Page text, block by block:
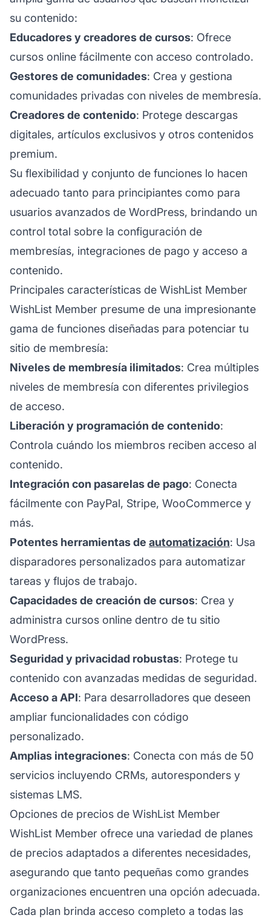
su contenido:
Educadores y creadores de cursos: Ofrece
cursos online fácilmente con acceso controlado.
Gestores de comunidades: Crea y gestiona
comunidades privadas con niveles de membresía.
Creadores de contenido: Protege descargas
digitales, artículos exclusivos y otros contenidos
premium.
Su flexibilidad y conjunto de funciones lo hacen
adecuado tanto para principiantes como para
usuarios avanzados de WordPress, brindando un
control total sobre la configuración de
membresías, integraciones de pago y acceso a
contenido.
Principales características de WishList Member
WishList Member presume de una impresionante
gama de funciones diseñadas para potenciar tu
sitio de membresía:
Niveles de membresía ilimitados: Crea múltiples
niveles de membresía con diferentes privilegios
de acceso.
Liberación y programación de contenido:
Controla cuándo los miembros reciben acceso al
contenido.
Integración con pasarelas de pago: Conecta
fácilmente con PayPal, Stripe, WooCommerce y
más.
Potentes herramientas de automatización: Usa
disparadores personalizados para automatizar
tareas y flujos de trabajo.
Capacidades de creación de cursos: Crea y
administra cursos online dentro de tu sitio
WordPress.
Seguridad y privacidad robustas: Protege tu
contenido con avanzadas medidas de seguridad.
Acceso a API: Para desarrolladores que deseen
ampliar funcionalidades con código
personalizado.
Amplias integraciones: Conecta con más de 50
servicios incluyendo CRMs, autoresponders y
sistemas LMS.
Opciones de precios de WishList Member
WishList Member ofrece una variedad de planes
de precios adaptados a diferentes necesidades,
asegurando que tanto pequeñas como grandes
organizaciones encuentren una opción adecuada.
Cada plan brinda acceso completo a todas las